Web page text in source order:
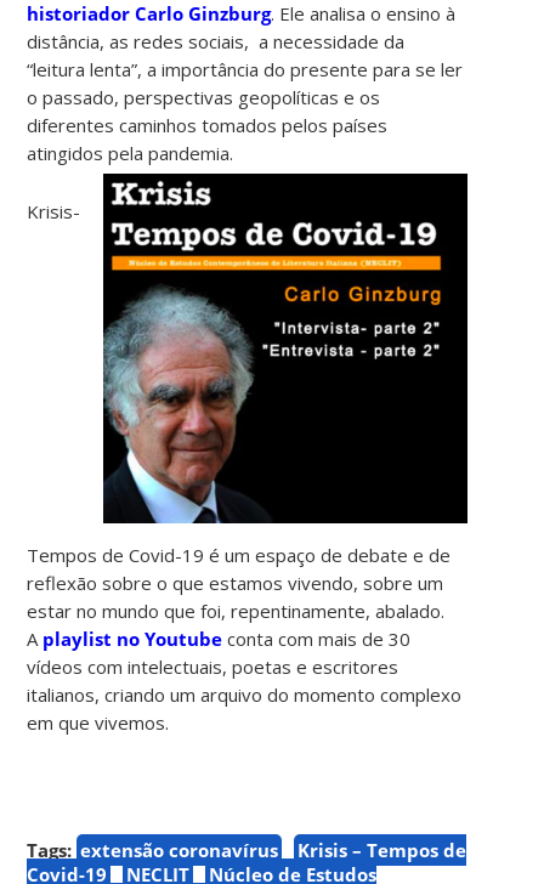
historiador Carlo Ginzburg. Ele analisa o ensino à
distância, as redes sociais, a necessidade da
“leitura lenta”, a importância do presente para se ler
o passado, perspectivas geopolíticas e os
diferentes caminhos tomados pelos países
atingidos pela pandemia.
Krisis-
Tempos de Covid-19 é um espaço de debate e de
reflexão sobre o que estamos vivendo, sobre um
estar no mundo que foi, repentinamente, abalado.
A playlist no Youtube conta com mais de 30
vídeos com intelectuais, poetas e escritores
italianos, criando um arquivo do momento complexo
em que vivemos.
Tags: extensão coronavírus
Krisis – Tempos de
Covid-19
NECLIT Núcleo de Estudos